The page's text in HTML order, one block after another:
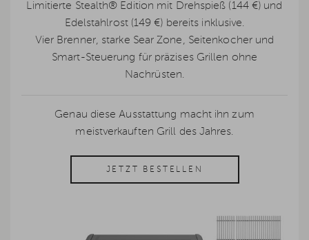
Limitierte Stealth® Edition mit Drehspieß (144 €) und
Edelstahlrost (149 €) bereits inklusive.
Vier Brenner, starke Sear Zone, Seitenkocher und
Smart-Steuerung für präzises Grillen ohne
Nachrüsten.
Genau diese Ausstattung macht ihn zum
meistverkauften Grill des Jahres.
JETZT BESTELLEN